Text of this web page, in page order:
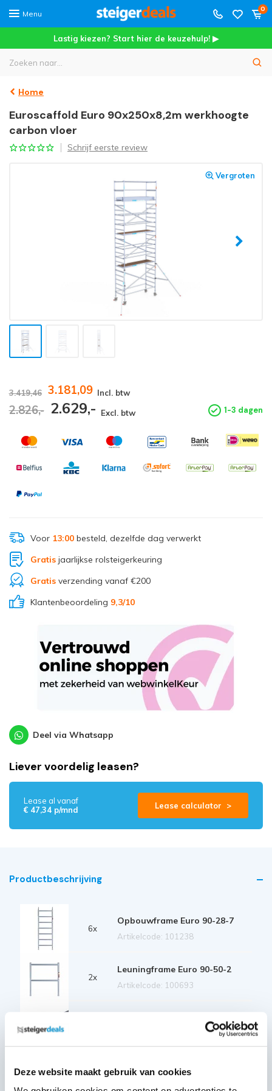
Deze website maakt gebruik van cookies
Menu
0
Lastig kiezen? Start hier de keuzehulp! ▶
Home
Euroscaffold Euro 90x250x8,2m werkhoogte
carbon vloer
Schrijf eerste review
Vergroten
3.419,46 3.181,09 Incl. btw
2.826,- 2.629,- Excl. btw 1-3 dagen
Voor 13:00besteld, dezelfde dag verwerkt
Gratisjaarlijkse rolsteigerkeuring
Gratisverzending vanaf €200
Klantenbeoordeling 9,3/10
Deel via Whatsapp
Liever voordelig leasen?
Lease al vanaf
€ 47,34 p/mnd
Lease calculator >
Productbeschrijving
6x
Opbouwframe Euro 90-28-7
Artikelcode: 101238
2x
Leuningframe Euro 90-50-2
Artikelcode: 100693
6x
Diagonale schoor 250